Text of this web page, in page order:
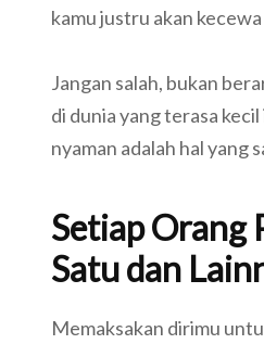
kamu justru akan
Jangan salah, bukan
di dunia yang terasa
nyaman adalah hal yang
Setiap Orang
Satu dan
Memaksakan dirimu